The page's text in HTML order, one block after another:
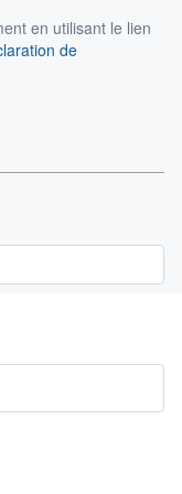
en utilisant le lien
de